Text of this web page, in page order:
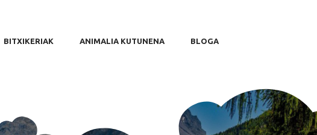
BITXIKERIAK ANIMALIA KUTUNENA BLOGA